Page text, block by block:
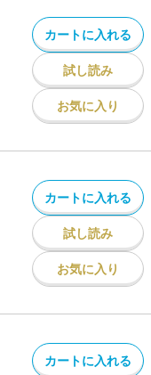
カートに入れる
試し読み
お気に入り
カートに入れる
試し読み
お気に入り
カートに入れる